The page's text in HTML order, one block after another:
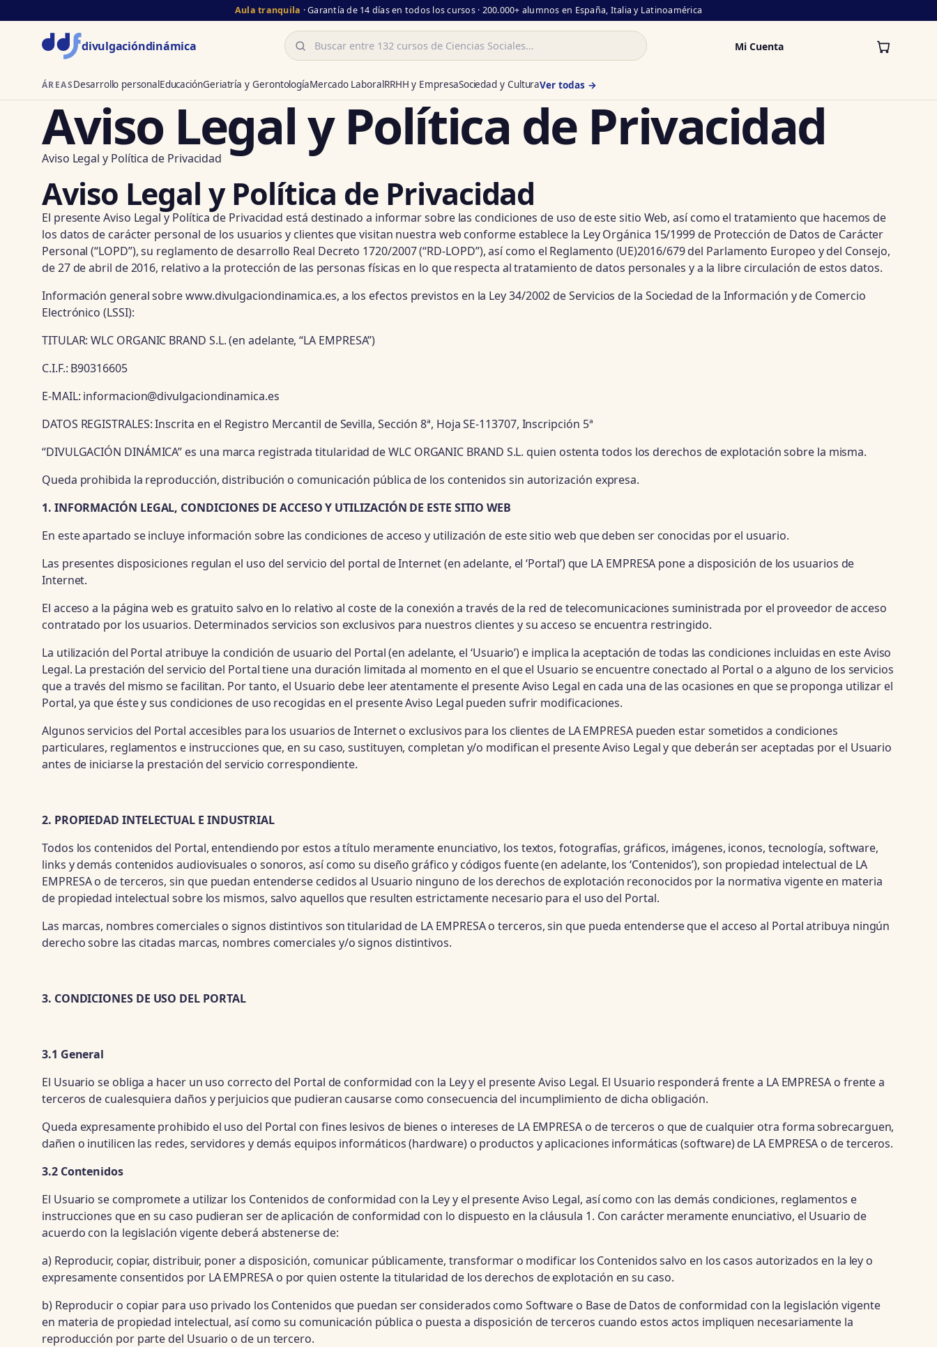
Aula tranquila · Garantía de 14 días en todos los cursos · 200.000+ alumnos en España, Italia y Latinoamérica
divulgacióndinámica Buscar Mi Cuenta
ÁREASDesarrollo personalEducaciónGeriatría y GerontologíaMercado LaboralRRHH y EmpresaSociedad y CulturaVer todas →
Aviso Legal y Política de Privacidad
Aviso Legal y Política de Privacidad
Aviso Legal y Política de Privacidad
El presente Aviso Legal y Política de Privacidad está destinado a informar sobre las condiciones de uso de este sitio Web, así como el tratamiento que hacemos de
los datos de carácter personal de los usuarios y clientes que visitan nuestra web conforme establece la Ley Orgánica 15/1999 de Protección de Datos de Carácter
Personal (“LOPD”), su reglamento de desarrollo Real Decreto 1720/2007 (“RD-LOPD”), así como el Reglamento (UE)2016/679 del Parlamento Europeo y del Consejo,
de 27 de abril de 2016, relativo a la protección de las personas físicas en lo que respecta al tratamiento de datos personales y a la libre circulación de estos datos.
Información general sobre www.divulgaciondinamica.es, a los efectos previstos en la Ley 34/2002 de Servicios de la Sociedad de la Información y de Comercio
Electrónico (LSSI):
TITULAR: WLC ORGANIC BRAND S.L. (en adelante, “LA EMPRESA”)
C.I.F.: B90316605
E-MAIL: informacion@divulgaciondinamica.es
DATOS REGISTRALES: Inscrita en el Registro Mercantil de Sevilla, Sección 8ª, Hoja SE-113707, Inscripción 5ª
“DIVULGACIÓN DINÁMICA” es una marca registrada titularidad de WLC ORGANIC BRAND S.L. quien ostenta todos los derechos de explotación sobre la misma.
Queda prohibida la reproducción, distribución o comunicación pública de los contenidos sin autorización expresa.
1. INFORMACIÓN LEGAL, CONDICIONES DE ACCESO Y UTILIZACIÓN DE ESTE SITIO WEB
En este apartado se incluye información sobre las condiciones de acceso y utilización de este sitio web que deben ser conocidas por el usuario.
Las presentes disposiciones regulan el uso del servicio del portal de Internet (en adelante, el ‘Portal’) que LA EMPRESA pone a disposición de los usuarios de
Internet.
El acceso a la página web es gratuito salvo en lo relativo al coste de la conexión a través de la red de telecomunicaciones suministrada por el proveedor de acceso
contratado por los usuarios. Determinados servicios son exclusivos para nuestros clientes y su acceso se encuentra restringido.
La utilización del Portal atribuye la condición de usuario del Portal (en adelante, el ‘Usuario’) e implica la aceptación de todas las condiciones incluidas en este Aviso
Legal. La prestación del servicio del Portal tiene una duración limitada al momento en el que el Usuario se encuentre conectado al Portal o a alguno de los servicios
que a través del mismo se facilitan. Por tanto, el Usuario debe leer atentamente el presente Aviso Legal en cada una de las ocasiones en que se proponga utilizar el
Portal, ya que éste y sus condiciones de uso recogidas en el presente Aviso Legal pueden sufrir modificaciones.
Algunos servicios del Portal accesibles para los usuarios de Internet o exclusivos para los clientes de LA EMPRESA pueden estar sometidos a condiciones
particulares, reglamentos e instrucciones que, en su caso, sustituyen, completan y/o modifican el presente Aviso Legal y que deberán ser aceptadas por el Usuario
antes de iniciarse la prestación del servicio correspondiente.
2. PROPIEDAD INTELECTUAL E INDUSTRIAL
Todos los contenidos del Portal, entendiendo por estos a título meramente enunciativo, los textos, fotografías, gráficos, imágenes, iconos, tecnología, software,
links y demás contenidos audiovisuales o sonoros, así como su diseño gráfico y códigos fuente (en adelante, los ‘Contenidos’), son propiedad intelectual de LA
EMPRESA o de terceros, sin que puedan entenderse cedidos al Usuario ninguno de los derechos de explotación reconocidos por la normativa vigente en materia
de propiedad intelectual sobre los mismos, salvo aquellos que resulten estrictamente necesario para el uso del Portal.
Las marcas, nombres comerciales o signos distintivos son titularidad de LA EMPRESA o terceros, sin que pueda entenderse que el acceso al Portal atribuya ningún
derecho sobre las citadas marcas, nombres comerciales y/o signos distintivos.
3. CONDICIONES DE USO DEL PORTAL
3.1 General
El Usuario se obliga a hacer un uso correcto del Portal de conformidad con la Ley y el presente Aviso Legal. El Usuario responderá frente a LA EMPRESA o frente a
terceros de cualesquiera daños y perjuicios que pudieran causarse como consecuencia del incumplimiento de dicha obligación.
Queda expresamente prohibido el uso del Portal con fines lesivos de bienes o intereses de LA EMPRESA o de terceros o que de cualquier otra forma sobrecarguen,
dañen o inutilicen las redes, servidores y demás equipos informáticos (hardware) o productos y aplicaciones informáticas (software) de LA EMPRESA o de terceros.
3.2 Contenidos
El Usuario se compromete a utilizar los Contenidos de conformidad con la Ley y el presente Aviso Legal, así como con las demás condiciones, reglamentos e
instrucciones que en su caso pudieran ser de aplicación de conformidad con lo dispuesto en la cláusula 1. Con carácter meramente enunciativo, el Usuario de
acuerdo con la legislación vigente deberá abstenerse de:
a) Reproducir, copiar, distribuir, poner a disposición, comunicar públicamente, transformar o modificar los Contenidos salvo en los casos autorizados en la ley o
expresamente consentidos por LA EMPRESA o por quien ostente la titularidad de los derechos de explotación en su caso.
b) Reproducir o copiar para uso privado los Contenidos que puedan ser considerados como Software o Base de Datos de conformidad con la legislación vigente
en materia de propiedad intelectual, así como su comunicación pública o puesta a disposición de terceros cuando estos actos impliquen necesariamente la
reproducción por parte del Usuario o de un tercero.